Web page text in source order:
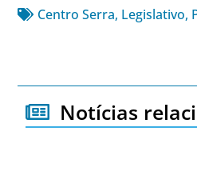
Centro Serra, Legislativo,
Notícias